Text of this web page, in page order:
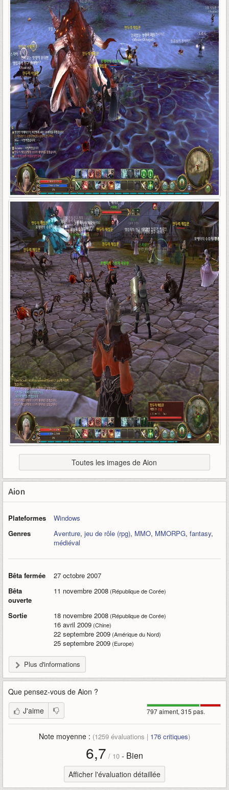
Toutes les images de Aion
Aion
Plateformes
Windows
Genres
Aventure, jeu de rôle (rpg), MMO, MMORPG, fantasy,
médiéval
Bêta fermée
27 octobre 2007
Bêta
ouverte
11 novembre 2008(République de Corée)
Sortie 18 novembre 2008(République de Corée)
16 avril 2009(Chine)
22 septembre 2009(Amérique du Nord)
25 septembre 2009(Europe)
Plus d'informations
Que pensez-vous de Aion ?
797 aiment, 315 pas.
J'aime
Note moyenne : (1259 évaluations | 176 critiques)
6,7 / 10 - Bien
Afficher l'évaluation détaillée